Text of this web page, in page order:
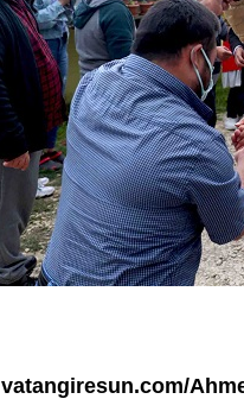
vatangiresun.com/